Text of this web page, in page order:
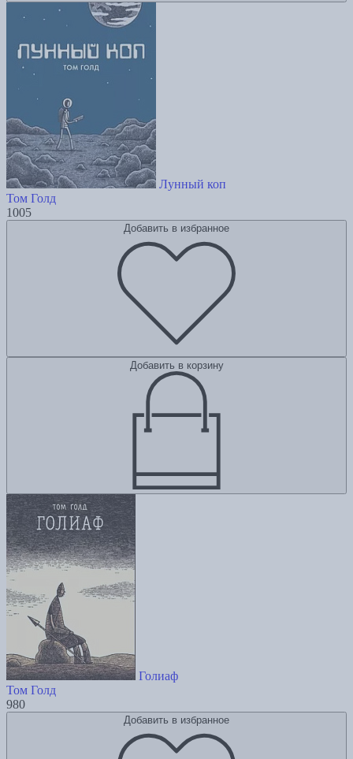
Лунный коп
Том Голд
1005
Добавить в избранное
Добавить в корзину
Голиаф
Том Голд
980
Добавить в избранное